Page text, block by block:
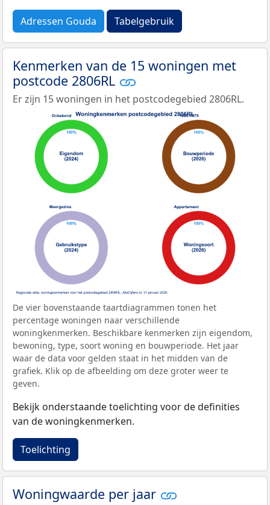
Adressen Gouda Tabelgebruik
Kenmerken van de 15 woningen met
postcode 2806RL
Er zijn 15 woningen in het postcodegebied 2806RL.
De vier bovenstaande taartdiagrammen tonen het
percentage woningen naar verschillende
woningkenmerken. Beschikbare kenmerken zijn eigendom,
bewoning, type, soort woning en bouwperiode. Het jaar
waar de data voor gelden staat in het midden van de
grafiek. Klik op de afbeelding om deze groter weer te
geven.
Bekijk onderstaande toelichting voor de definities
van de woningkenmerken.
Toelichting
Woningwaarde per jaar